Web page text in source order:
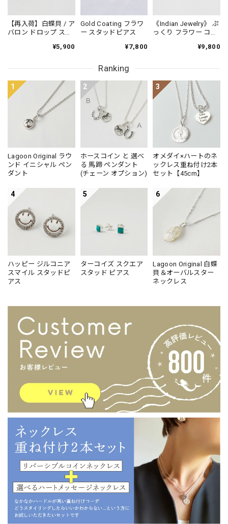
【再入荷】白蝶貝 / ア
バロン ドロップ スタ
アス プチピアス¥5,900
Gold Coating フラワ
ー スタッドピアス
¥7,800
《Indian Jewelry》 ぷ
っくり フラワー コン
¥9,800
Ranking
1
Lagoon Original ラウ
ンド イニシャル ペン
ダント
2
ホースコイン と 選べ
る 馬蹄 ペンダント
(チェーン オプション)
3
オメダイ×ハートのネ
ックレス重ね付け2本
セット【45cm】
4
ハッピー ジルコニア
スマイル スタッドピ
アス
5
ターコイズ スクエア
スタッド ピアス
6
Lagoon Original 白蝶
貝＆オーバルスター
ネックレス